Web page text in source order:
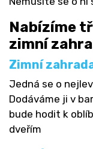
Nabízíme
zimní
Zimní
Jedná se o
Dodáváme ji v
bude hodit k
dveřím